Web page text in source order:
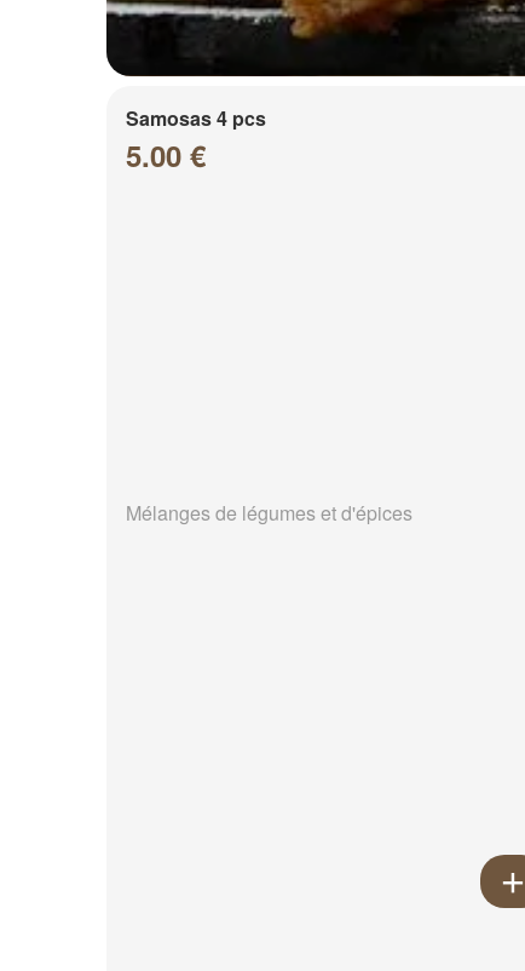
Samosas 4 pcs
5.00 €
Mélanges de légumes et d'épices